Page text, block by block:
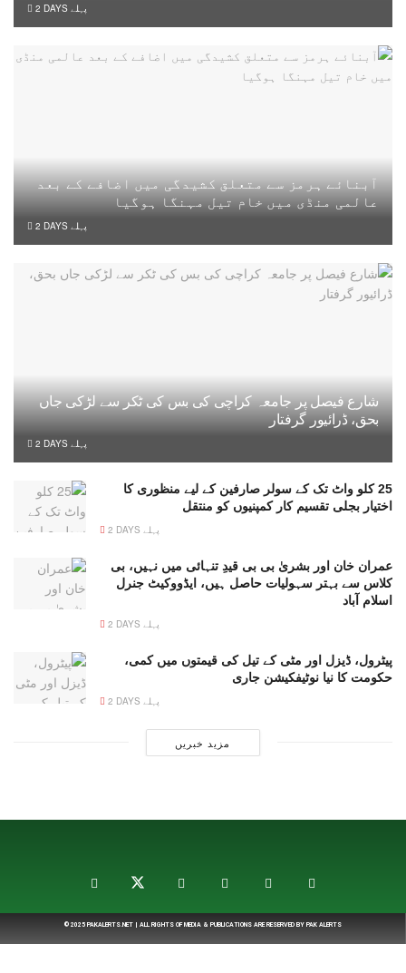
2 DAYS پہلے
آبنائے ہرمز سے متعلق کشیدگی میں اضافے کے بعد
عالمی منڈی میں خام تیل مہنگا ہوگیا
2 DAYS پہلے
شارع فیصل پر جامعہ کراچی کی بس کی ٹکر سے لڑکی جاں
بحق، ڈرائیور گرفتار
2 DAYS پہلے
25 کلو واٹ تک کے سولر صارفین کے لیے منظوری کا
اختیار بجلی تقسیم کار کمپنیوں کو منتقل
2 DAYS پہلے
عمران خان اور بشریٰ بی بی قیدِ تنہائی میں نہیں، بی
کلاس سے بہتر سہولیات حاصل ہیں، ایڈووکیٹ جنرل
اسلام آباد
2 DAYS پہلے
پیٹرول، ڈیزل اور مٹی کے تیل کی قیمتوں میں کمی،
حکومت کا نیا نوٹیفکیشن جاری
2 DAYS پہلے
مزید خبریں
© 2025 PAKALERTS.NET| ALL RIGHTS OF MEDIA & PUBLICATIONS ARE RESERVED BY PAK ALERTS